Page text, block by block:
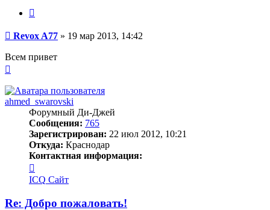
Сообщение
Revox A77 » 19 мар 2013, 14:42
Всем привет
началу
ahmed_swarovski
Форумный Ди-Джей
Сообщения: 765
Зарегистрирован: 22 июл 2012, 10:21
Откуда: Краснодар
Контактная информация:
информация
пользователя
ahmed_swarovski
ICQ Сайт
Re: Добро пожаловать!